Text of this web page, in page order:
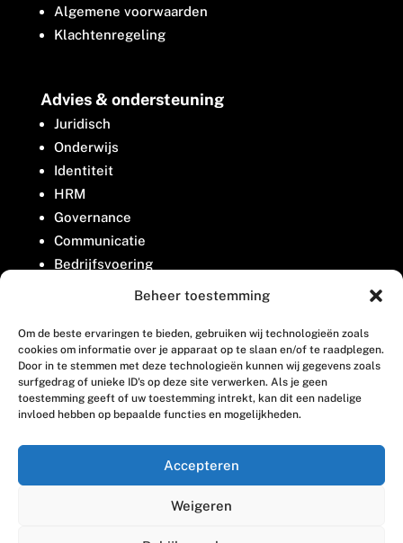
Beheer toestemming
Om de beste ervaringen te bieden, gebruiken wij technologieën zoals
cookies om informatie over je apparaat op te slaan en/of te raadplegen.
Door in te stemmen met deze technologieën kunnen wij gegevens zoals
surfgedrag of unieke ID's op deze site verwerken. Als je geen
toestemming geeft of uw toestemming intrekt, kan dit een nadelige
invloed hebben op bepaalde functies en mogelijkheden.
Accepteren
Weigeren
Algemene voorwaarden
Klachtenregeling
Advies & ondersteuning
Juridisch
Onderwijs
Identiteit
HRM
Governance
Communicatie
Bedrijfsvoering
Belangenbehartiging
Contact
Houttuinlaan 8
3447 GM Woerden